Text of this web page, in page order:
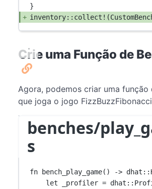
}
inventory:: collect! (
Crie uma Função de
Agora, podemos criar uma função
que joga o jogo
benches/
s
fn bench_play_game() -> dhat ::
let _profiler = dhat ::